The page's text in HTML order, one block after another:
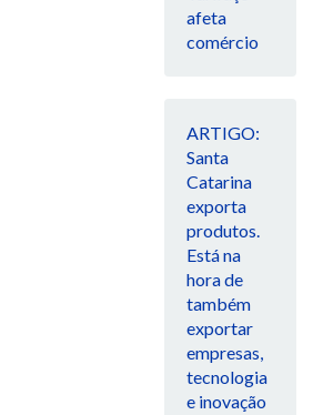
afeta
comércio
ARTIGO:
Santa
Catarina
exporta
produtos.
Está na
hora de
também
exportar
empresas,
tecnologia
e inovação